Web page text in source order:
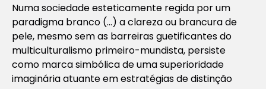
Numa sociedade esteticamente regida por um
paradigma branco (…) a clareza ou brancura de
pele, mesmo sem as barreiras guetificantes do
multiculturalismo primeiro-mundista, persiste
como marca simbólica de uma superioridade
imaginária atuante em estratégias de distinção